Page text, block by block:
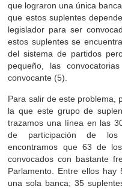
que lograron una única
que estos suplentes
legislador para ser
estos suplentes se
del sistema de partidos
pequeño, las
convocante (5).
Para salir de este problema,
la que este grupo de
trazamos una línea en las
de participación de
encontramos que 63 de
convocados con bastante
Parlamento. Entre ellos hay
una sola banca; 35